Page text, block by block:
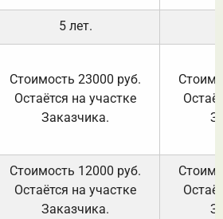
5 лет.
Стоимость 23000 руб.
Остаётся на участке
Заказчика.
Стоимость 12000 руб.
Остаётся на участке
Заказчика.